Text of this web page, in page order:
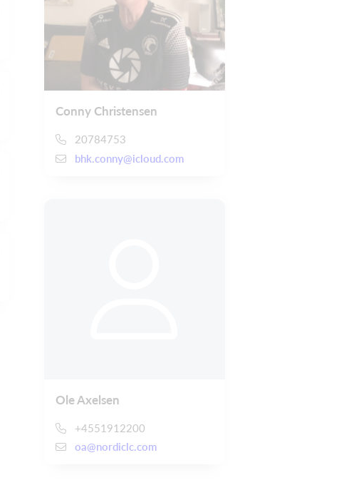
Conny Christensen
20784753
bhk.conny@icloud.com
Ole Axelsen
+4551912200
oa@nordiclc.com